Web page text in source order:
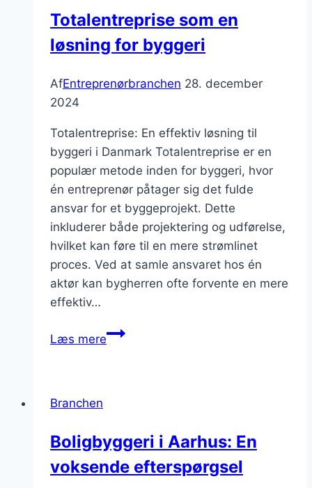
turbulente
tider?
Totalentreprise som en
løsning for byggeri
AfEntreprenørbranchen 28. december
2024
Totalentreprise: En effektiv løsning til
byggeri i Danmark Totalentreprise er en
populær metode inden for byggeri, hvor
én entreprenør påtager sig det fulde
ansvar for et byggeprojekt. Dette
inkluderer både projektering og udførelse,
hvilket kan føre til en mere strømlinet
proces. Ved at samle ansvaret hos én
aktør kan bygherren ofte forvente en mere
effektiv…
Læs mereTotalentreprise
Branchen
Boligbyggeri i Aarhus: En
voksende efterspørgsel